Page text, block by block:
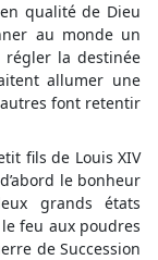
qualité de Dieu
au monde un
régler la destinée
allumer une
font retentir
fils de Louis XIV
le bonheur
grands états
feu aux poudres
de Succession